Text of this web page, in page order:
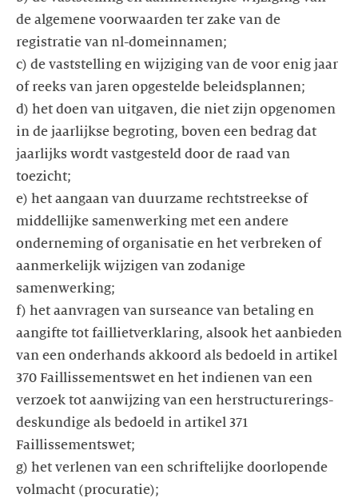
de algemene voorwaarden ter zake van de
registratie van nl-domeinnamen;
c) de vaststelling en wijziging van de voor enig jaar
of reeks van jaren opgestelde beleidsplannen;
d) het doen van uitgaven, die niet zijn opgenomen
in de jaarlijkse begroting, boven een bedrag dat
jaarlijks wordt vastgesteld door de raad van
toezicht;
e) het aangaan van duurzame rechtstreekse of
middellijke samenwerking met een andere
onderneming of organisatie en het verbreken of
aanmerkelijk wijzigen van zodanige
samenwerking;
f) het aanvragen van surseance van betaling en
aangifte tot faillietverklaring, alsook het aanbieden
van een onderhands akkoord als bedoeld in artikel
370 Faillissementswet en het indienen van een
verzoek tot aanwijzing van een herstructurerings-
deskundige als bedoeld in artikel 371
Faillissementswet;
g) het verlenen van een schriftelijke doorlopende
volmacht (procuratie);